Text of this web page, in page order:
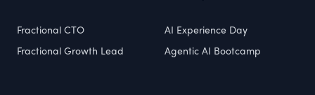
Fractional CTO
Fractional Growth Lead
AI Experience Day
Agentic AI Bootcamp